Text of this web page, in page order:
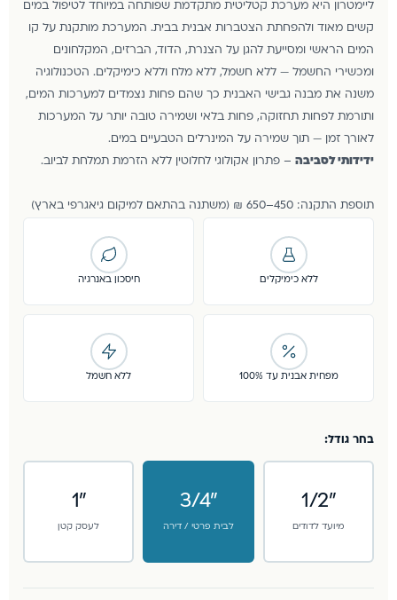
ליימטרון היא מערכת קטליטית מתקדמת שפותחה במיוחד לטיפול במים
קשים מאוד ולהפחתת הצטברות אבנית בבית. המערכת מותקנת על קו
המים הראשי ומסייעת להגן על הצנרת, הדוד, הברזים, המקלחונים
ומכשירי החשמל — ללא חשמל, ללא מלח וללא כימיקלים. הטכנולוגיה
משנה את מבנה גבישי האבנית כך שהם פחות נצמדים למערכות המים,
ותורמת לפחות תחזוקה, פחות בלאי ושמירה טובה יותר על המערכות
לאורך זמן — תוך שמירה על המינרלים הטבעיים במים.
ידידותי לסביבה – פתרון אקולוגי לחלוטין ללא הזרמת תמלחת לביוב.
תוספת התקנה: 450–650 ₪ (משתנה בהתאם למיקום גיאגרפי בארץ)
ללא כימיקלים חיסכון באנרגיה
מפחית אבנית עד 100% ללא חשמל
בחר גודל:
"1/2
מיועד לדודים
"3/4
לבית פרטי / דירה
"1
לעסק קטן